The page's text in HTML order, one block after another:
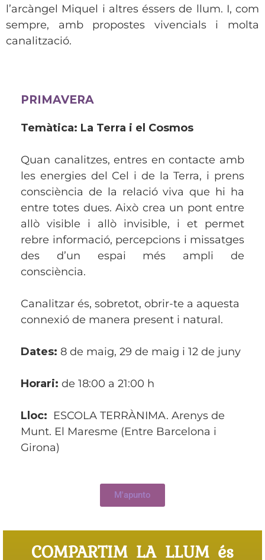
l’arcàngel Miquel i altres éssers de llum. I, com
sempre, amb propostes vivencials i molta
canalització.
PRIMAVERA
Temàtica: La Terra i el Cosmos
Quan canalitzes, entres en contacte amb
les energies del Cel i de la Terra, i prens
consciència de la relació viva que hi ha
entre totes dues. Això crea un pont entre
allò visible i allò invisible, i et permet
rebre informació, percepcions i missatges
des d’un espai més ampli de
consciència.
Canalitzar és, sobretot, obrir-te a aquesta
connexió de manera present i natural.
Dates: 8 de maig, 29 de maig i 12 de juny
Horari: de 18:00 a 21:00 h
Lloc: ESCOLA TERRÀNIMA. Arenys de
Munt. El Maresme (Entre Barcelona i
Girona)
M'apunto
COMPARTIM LA LLUM és